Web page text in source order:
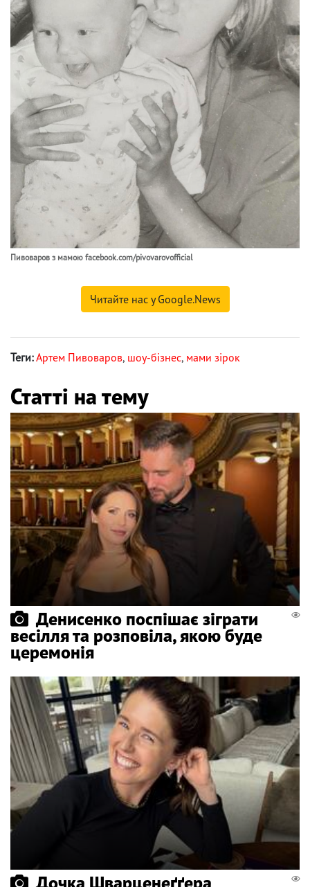
Пивоваров з мамою facebook.com/pivovarovofficial
Читайте нас у Google.News
Теги:Артем Пивоваров, шоу-бізнес, мами зірок
Статті на тему
Денисенко поспішає зіграти
весілля та розповіла, якою буде
церемонія
Дочка Шварценеґґера